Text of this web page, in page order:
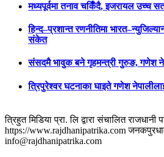
मध्यपूर्वमा तनाव चर्किँदै, इजरायल उच्च
हिन्द–प्रशान्त रणनीतिमा
संकेत
संसदमै भावुक बने गृहमन्त्री गुरुङ, गणेश
त्रिपुरेश्वर घटनाका घाइते गणेश
त्रिहुत मिडिया प्रा. लि द्वारा संचालित
https://www.rajdhanipatrika.com
info@rajdhanipatrika.com